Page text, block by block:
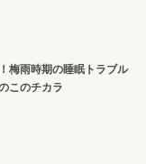
梅雨時期の睡眠トラブル
このチカラ